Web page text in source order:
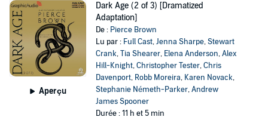
Aperçu
Dark Age (2 of 3) [Dramatized
Adaptation]
De : Pierce Brown
Lu par : Full Cast,Jenna Sharpe,Stewart
Crank,Tia Shearer, Elena Anderson,Alex
Hill-Knight,Christopher Tester,Chris
Davenport, Robb Moreira, Karen Novack,
Stephanie Németh-Parker,Andrew
James Spooner
Durée : 11 h et 5 min